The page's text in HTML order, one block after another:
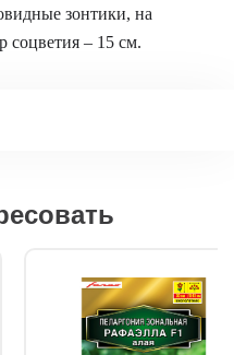
зонтики, на
соцветия – 15 см.
любовь не только
Давайте узнаем
наших подоконниках.
и к уличным условиям,
Ландшафтные дизайнеры
подходит для клумб,